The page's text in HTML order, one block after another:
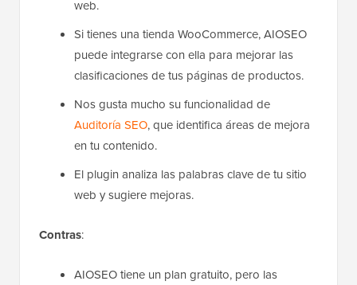
web.
Si tienes una tienda WooCommerce, AIOSEO
puede integrarse con ella para mejorar las
clasificaciones de tus páginas de productos.
Nos gusta mucho su funcionalidad de
Auditoría SEO, que identifica áreas de mejora
en tu contenido.
El plugin analiza las palabras clave de tu sitio
web y sugiere mejoras.
Contras:
AIOSEO tiene un plan gratuito, pero las